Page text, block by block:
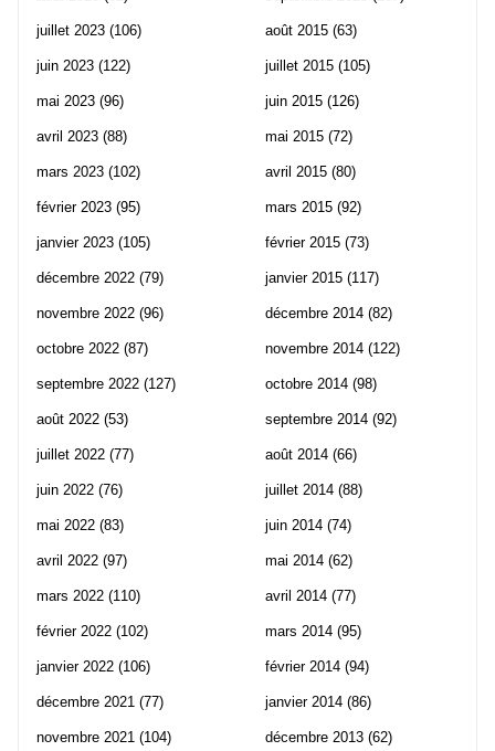
juillet 2023 (106)
juin 2023 (122)
mai 2023 (96)
avril 2023 (88)
mars 2023 (102)
février 2023 (95)
janvier 2023 (105)
décembre 2022 (79)
novembre 2022 (96)
octobre 2022 (87)
septembre 2022 (127)
août 2022 (53)
juillet 2022 (77)
juin 2022 (76)
mai 2022 (83)
avril 2022 (97)
mars 2022 (110)
février 2022 (102)
janvier 2022 (106)
décembre 2021 (77)
novembre 2021 (104)
août 2015 (63)
juillet 2015 (105)
juin 2015 (126)
mai 2015 (72)
avril 2015 (80)
mars 2015 (92)
février 2015 (73)
janvier 2015 (117)
décembre 2014 (82)
novembre 2014 (122)
octobre 2014 (98)
septembre 2014 (92)
août 2014 (66)
juillet 2014 (88)
juin 2014 (74)
mai 2014 (62)
avril 2014 (77)
mars 2014 (95)
février 2014 (94)
janvier 2014 (86)
décembre 2013 (62)